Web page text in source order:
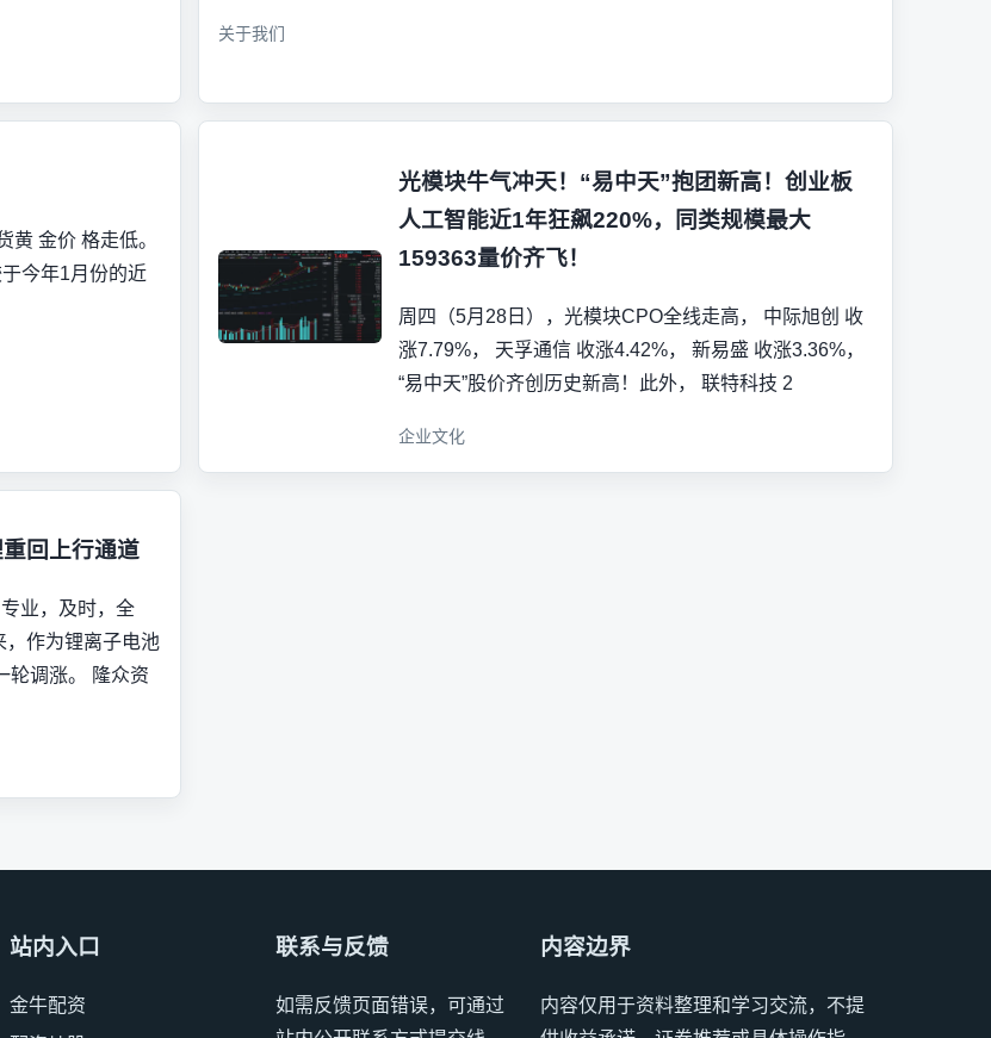
关于我们
金价 格走低。
今年1月份的近
光模块牛气冲天！“易中天”抱团新高！创业板
人工智能近1年狂飙220%，同类规模最大
159363量价齐飞！
周四（5月28日），光模块CPO全线走高， 中际旭创 收
涨7.79%， 天孚通信 收涨4.42%， 新易盛 收涨3.36%，
“易中天”股价齐创历史新高！此外， 联特科技 2
企业文化
回上行通道
业，及时，全
，作为锂离子电池
轮调涨。 隆众资
站内入口
金牛配资
联系与反馈
如需反馈页面错误，可通过
内容边界
内容仅用于资料整理和学习交流，不提